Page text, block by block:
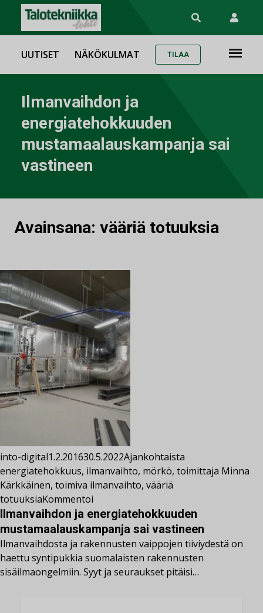
UUTISET NÄKÖKULMAT TILAA
Ilmanvaihdon ja
energiatehokkuuden
mustamaalauskampanja sai
vastineen
Avainsana: vääriä totuuksia
into-digital1.2.201630.5.2022Ajankohtaista
energiatehokkuus, ilmanvaihto, mörkö, toimittaja Minna
Kärkkäinen, toimiva ilmanvaihto, vääriä
totuuksiaKommentoi
Ilmanvaihdon ja energiatehokkuuden
mustamaalauskampanja sai vastineen
Ilmanvaihdosta ja rakennusten vaippojen tiiviydestä on
haettu syntipukkia suomalaisten rakennusten
sisäilmaongelmiin. Syyt ja seuraukset pitäisi…